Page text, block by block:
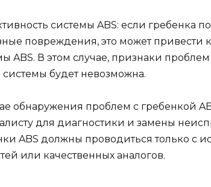
системы ABS: если гребенка
повреждения, это может привести
ABS. В этом случае, признаки проблем
системы будет невозможна.
обнаружения проблем с гребенкой
для диагностики и замены
ABS должны проводиться только с
или качественных аналогов.